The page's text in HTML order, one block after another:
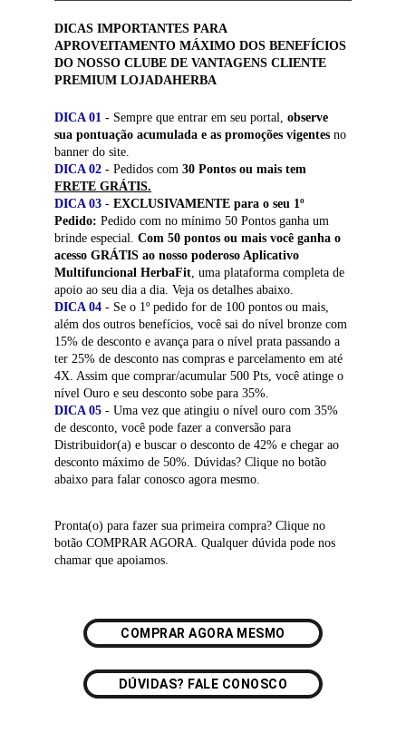
DICAS IMPORTANTES PARA
APROVEITAMENTO MÁXIMO DOS BENEFÍCIOS
DO NOSSO CLUBE DE VANTAGENS CLIENTE
PREMIUM LOJADAHERBA
DICA 01 - Sempre que entrar em seu portal, observe
sua pontuação acumulada e as promoções vigentes no
banner do site.
DICA 02 - Pedidos com 30 Pontos ou mais tem
FRETE GRÁTIS.
DICA 03 - EXCLUSIVAMENTE para o seu 1º
Pedido: Pedido com no mínimo 50 Pontos ganha um
brinde especial. Com 50 pontos ou mais você ganha o
acesso GRÁTIS ao nosso poderoso Aplicativo
Multifuncional HerbaFit, uma plataforma completa de
apoio ao seu dia a dia. Veja os detalhes abaixo.
DICA 04 - Se o 1º pedido for de 100 pontos ou mais,
além dos outros benefícios, você sai do nível bronze com
15% de desconto e avança para o nível prata passando a
ter 25% de desconto nas compras e parcelamento em até
4X. Assim que comprar/acumular 500 Pts, você atinge o
nível Ouro e seu desconto sobe para 35%.
DICA 05 - Uma vez que atingiu o nível ouro com 35%
de desconto, você pode fazer a conversão para
Distribuidor(a) e buscar o desconto de 42% e chegar ao
desconto máximo de 50%. Dúvidas? Clique no botão
abaixo para falar conosco agora mesmo.
Pronta(o) para fazer sua primeira compra? Clique no
botão COMPRAR AGORA. Qualquer dúvida pode nos
chamar que apoiamos.
DÚVIDAS? FALE CONOSCO
COMPRAR AGORA MESMO